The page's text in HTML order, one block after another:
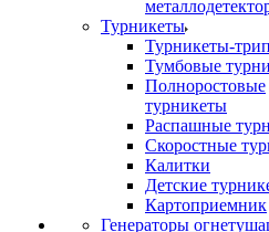
Турникеты
Турникеты-
Тумбовые
Полноростовые
турникеты
Распашные
Скоростные
Калитки
Детские
Картоприемник
Генераторы